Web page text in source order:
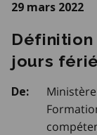
29 mars 2022
jours
De: